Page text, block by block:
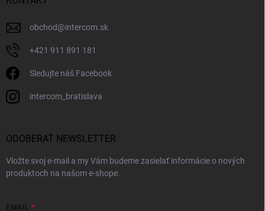
obchod@intercom.sk
+421 911 891 181
Sledujte náš Facebook
intercom_bratislava
ODOBERAŤ NEWSLETTER
Vložte svoj e-mail a my Vám budeme zasielať informácie o nových
produktoch na našom e-shope.
EMAIL